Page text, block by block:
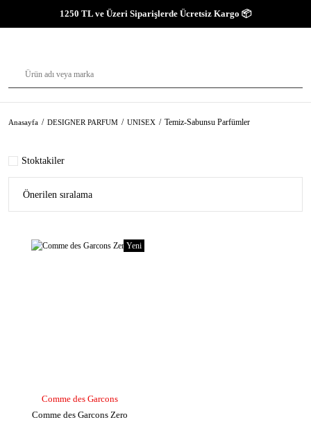
1250 TL ve Üzeri Siparişlerde Ücretsiz Kargo 📦
Anasayfa DESIGNER PARFUM UNISEX Temiz-Sabunsu Parfümler
Stoktakiler
Yeni
Comme des Garcons
Comme des Garcons Zero